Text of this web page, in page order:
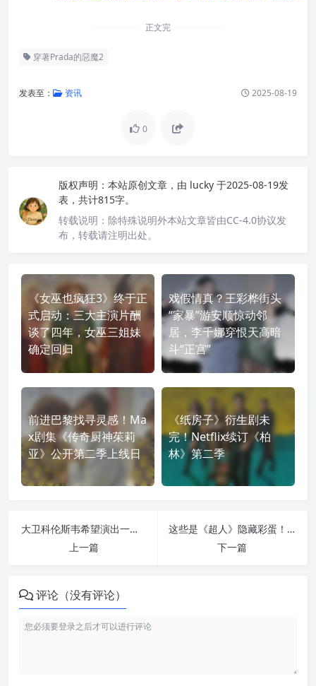
正文完
穿著Prada的惡魔2
发表至： 资讯 2025-08-19
0
版权声明： 本站原创文章，由 lucky 于2025-08-19发
表，共计815字。
转载说明： 除特殊说明外本站文章皆由CC-4.0协议发
布，转载请注明出处。
《女巫也疯狂3》终于正
式启动：三大主演片酬
谈了四年，女巫三姐妹
确定回归
戏假情真？王彩桦街头
“家暴”游安顺惊动邻
居，李千娜穿恨天高暗
斗“正宫”
前进巴黎找寻灵感！Ma
x剧集《传奇厨神茱莉
亚》公开第二季上线日
《纸房子》衍生剧未
完！Netflix续订《柏
林》第二季
大卫科伦斯韦希望演出一位“明亮而正向”的超人：并非贬低亨利卡维尔，而是怕超级英雄电影变得无聊
上一篇
这些是《超人》隐藏彩蛋！丑到爆的狱卒？巧克力饼干？催眠眼镜？更多《超人》等待挖掘的秘密！
下一篇
评论（没有评论）